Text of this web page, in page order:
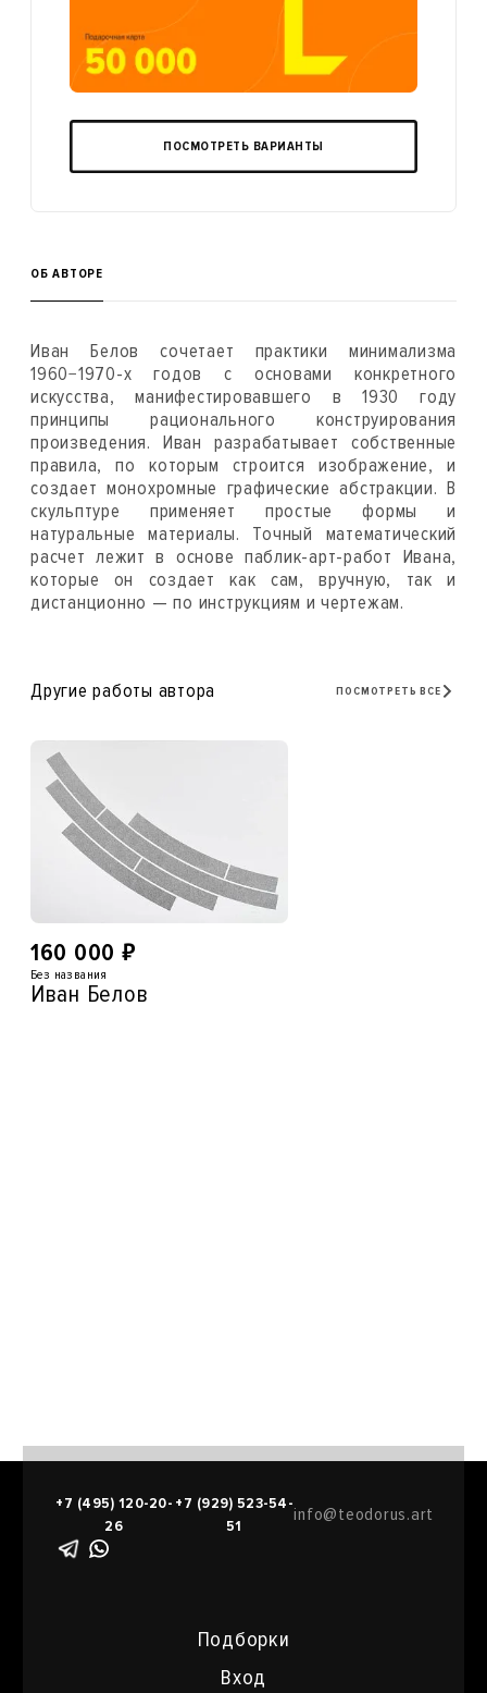
ПОСМОТРЕТЬ ВАРИАНТЫ
ОБ АВТОРЕ
Иван Белов сочетает практики минимализма
1960−1970-х годов c основами конкретного
искусства, манифестировавшего в 1930 году
принципы рационального конструирования
произведения. Иван разрабатывает собственные
правила, по которым строится изображение, и
создает монохромные графические абстракции. В
скульптуре применяет простые формы и
натуральные материалы. Точный математический
расчет лежит в основе паблик-арт-работ Ивана,
которые он создает как сам, вручную, так и
дистанционно — по инструкциям и чертежам.
Другие работы автора ПОСМОТРЕТЬ ВСЕ
160 000 ₽
Без названия
Иван Белов
Подборки
Вход
+7 (495) 120-20-
26
+7 (929) 523-54-
51
info@teodorus.art